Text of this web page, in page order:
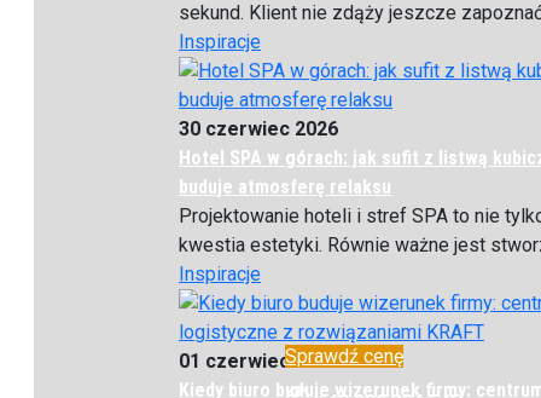
sekund. Klient nie zdąży jeszcze
Inspiracje
30 czerwiec 2026
Hotel SPA w górach: jak sufit z listwą
buduje atmosferę relaksu
Projektowanie hoteli i stref SPA to nie
kwestia estetyki. Równie ważne jest
Inspiracje
01 czerwiec 2026
Kiedy biuro buduje wizerunek firmy:
Sprawdź cenę